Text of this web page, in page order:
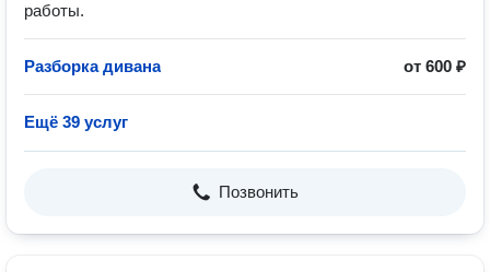
работы.
Разборка дивана от 600 ₽
Ещё 39 услуг
Позвонить